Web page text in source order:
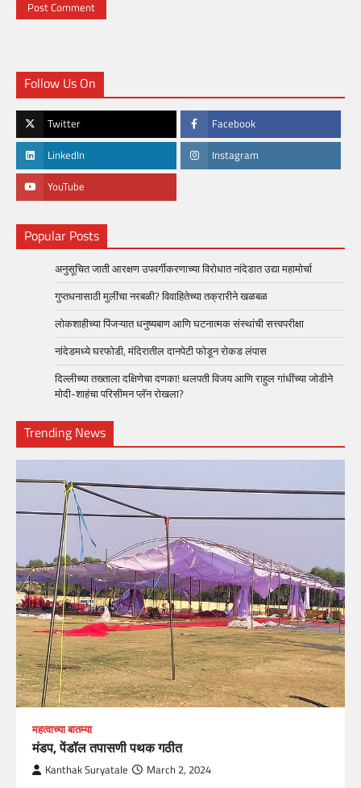
Follow Us On
Twitter Facebook
LinkedIn Instagram
YouTube
Popular Posts
अनुसूचित जाती आरक्षण उपवर्गीकरणाच्या विरोधात नांदेडात उद्या महामोर्चा
गुप्तधनासाठी मुलींचा नरबळी? विवाहितेच्या तक्रारीने खळबळ
लोकशाहीच्या पिंजऱ्यात धनुष्यबाण आणि घटनात्मक संस्थांची सत्त्वपरीक्षा
नांदेडमध्ये घरफोडी, मंदिरातील दानपेटी फोडून रोकड लंपास
दिल्लीच्या तख्ताला दक्षिणेचा दणका! थलपती विजय आणि राहुल गांधींच्या जोडीने
मोदी-शाहंचा परिसीमन प्लॅन रोखला?
Trending News
महत्वाच्या बातम्या
मंडप, पेंडॉल तपासणी पथक गठीत
Kanthak Suryatale March 2, 2024